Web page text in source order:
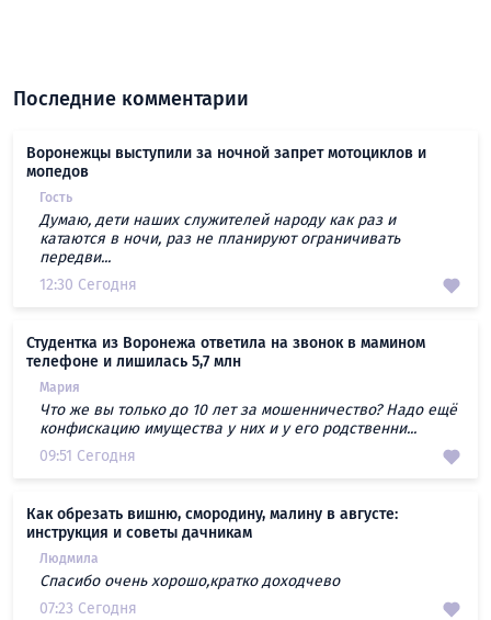
Последние комментарии
Воронежцы выступили за ночной запрет мотоциклов и
мопедов
Гость
Думаю, дети наших служителей народу как раз и
катаются в ночи, раз не планируют ограничивать
передви...
12:30 Сегодня
Студентка из Воронежа ответила на звонок в мамином
телефоне и лишилась 5,7 млн
Мария
Что же вы только до 10 лет за мошенничество? Надо ещё
конфискацию имущества у них и у его родственни...
09:51 Сегодня
Как обрезать вишню, смородину, малину в августе:
инструкция и советы дачникам
Людмила
Спасибо очень хорошо,кратко доходчево
07:23 Сегодня